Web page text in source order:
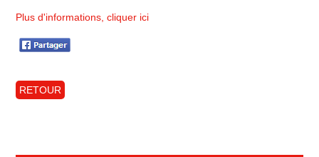
Plus d'informations, cliquer ici
RETOUR